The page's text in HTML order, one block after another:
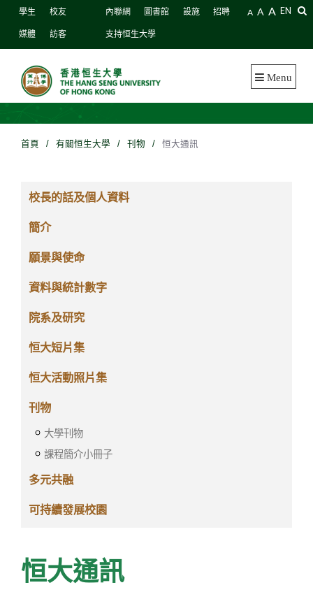
學生 校友
媒體 訪客
內聯網 圖書館 設施 招聘
支持恒生大學
A A A EN
Menu
首頁 / 有關恒生大學 / 刊物 / 恒大通訊
校長的話及個人資料
簡介
願景與使命
資料與統計數字
院系及研究
恒大短片集
恒大活動照片集
刊物
大學刊物
課程簡介小冊子
多元共融
可持續發展校園
恒大通訊